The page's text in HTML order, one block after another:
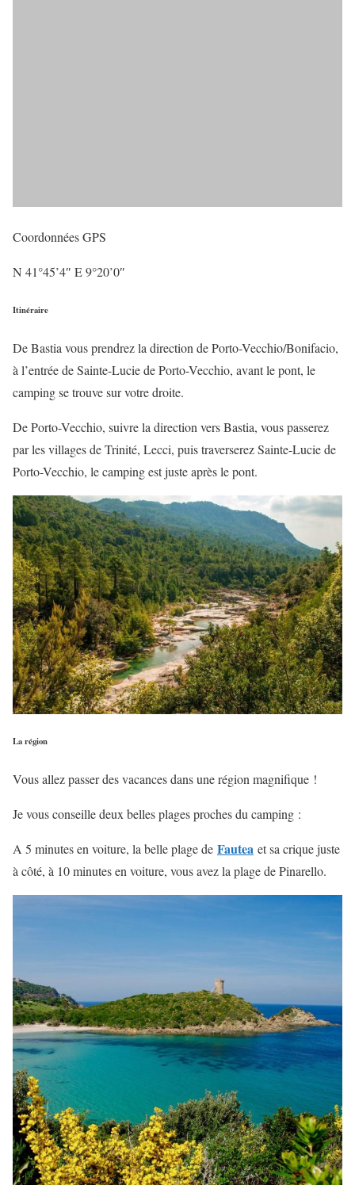
Coordonnées GPS
N 41°45’4″ E 9°20’0″
Itinéraire
De Bastia vous prendrez la direction de Porto-Vecchio/Bonifacio,
à l’entrée de Sainte-Lucie de Porto-Vecchio, avant le pont, le
camping se trouve sur votre droite.
De Porto-Vecchio, suivre la direction vers Bastia, vous passerez
par les villages de Trinité, Lecci, puis traverserez Sainte-Lucie de
Porto-Vecchio, le camping est juste après le pont.
La région
Vous allez passer des vacances dans une région magnifique !
Je vous conseille deux belles plages proches du camping :
A 5 minutes en voiture, la belle plage de Fautea et sa crique juste
à côté, à 10 minutes en voiture, vous avez la plage de Pinarello.